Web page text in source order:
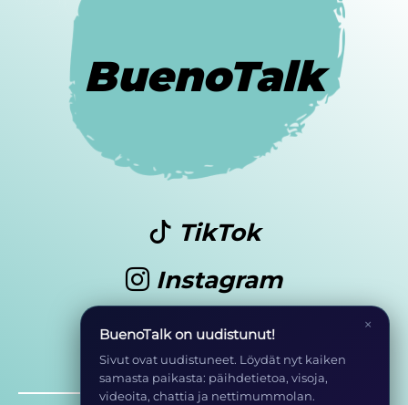
BuenoTalk
TikTok
Instagram
Youtube
×
BuenoTalk on uudistunut!
Sivut ovat uudistuneet. Löydät nyt kaiken
samasta paikasta: päihdetietoa, visoja,
videoita, chattia ja nettimummolan.